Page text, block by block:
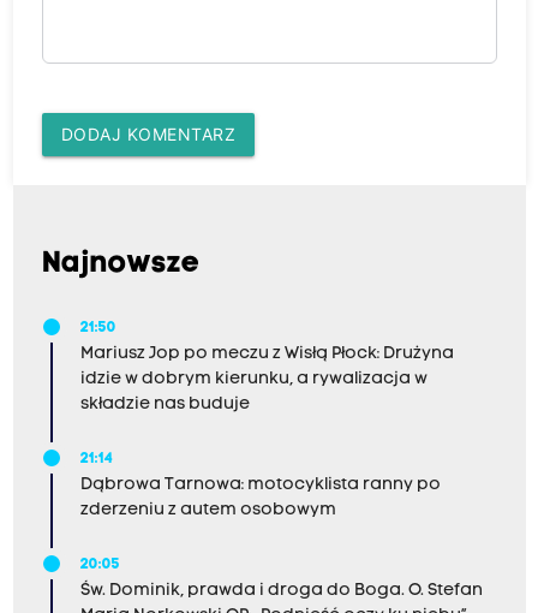
DODAJ KOMENTARZ
Najnowsze
21:50
Mariusz Jop po meczu z Wisłą Płock: Drużyna
idzie w dobrym kierunku, a rywalizacja w
składzie nas buduje
21:14
Dąbrowa Tarnowa: motocyklista ranny po
zderzeniu z autem osobowym
20:05
Św. Dominik, prawda i droga do Boga. O. Stefan